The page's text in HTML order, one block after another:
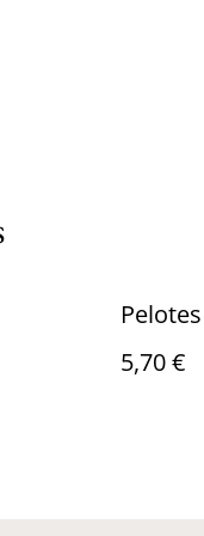
5,70 €